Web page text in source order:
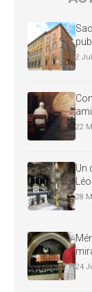
2
22
Un
28
24